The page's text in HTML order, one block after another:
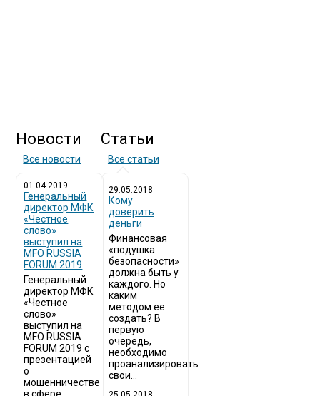
Новости
Все новости
01.04.2019
Генеральный
директор МФК
«Честное
слово»
выступил на
MFO RUSSIA
FORUM 2019
Генеральный
директор МФК
«Честное
слово»
выступил на
MFO RUSSIA
FORUM 2019 с
презентацией
о
мошенничестве
Статьи
Все статьи
29.05.2018
Кому
доверить
деньги
Финансовая
«подушка
безопасности»
должна быть у
каждого. Но
каким
методом ее
создать? В
первую
очередь,
необходимо
проанализировать
свои...